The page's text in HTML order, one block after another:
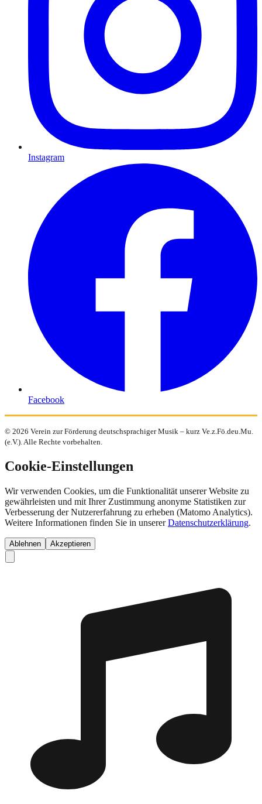
Instagram
Facebook
© 2026 Verein zur Förderung deutschsprachiger Musik – kurz Ve.z.Fö.deu.Mu.
(e.V.). Alle Rechte vorbehalten.
Cookie-Einstellungen
Wir verwenden Cookies, um die Funktionalität unserer Website zu
gewährleisten und mit Ihrer Zustimmung anonyme Statistiken zur
Verbesserung der Nutzererfahrung zu erheben (Matomo Analytics).
Weitere Informationen finden Sie in unserer Datenschutzerklärung.
Ablehnen Akzeptieren